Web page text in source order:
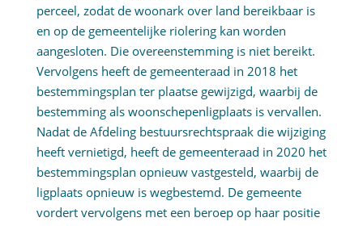
perceel, zodat de woonark over land bereikbaar is
en op de gemeentelijke riolering kan worden
aangesloten. Die overeenstemming is niet bereikt.
Vervolgens heeft de gemeenteraad in 2018 het
bestemmingsplan ter plaatse gewijzigd, waarbij de
bestemming als woonschepenligplaats is vervallen.
Nadat de Afdeling bestuursrechtspraak die wijziging
heeft vernietigd, heeft de gemeenteraad in 2020 het
bestemmingsplan opnieuw vastgesteld, waarbij de
ligplaats opnieuw is wegbestemd. De gemeente
vordert vervolgens met een beroep op haar positie